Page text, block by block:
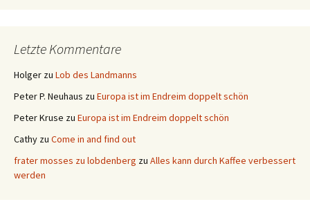
Letzte Kommentare
Holger zu Lob des Landmanns
Peter P. Neuhaus zu Europa ist im Endreim doppelt schön
Peter Kruse zu Europa ist im Endreim doppelt schön
Cathy zu Come in and find out
frater mosses zu lobdenberg zu Alles kann durch Kaffee verbessert
werden